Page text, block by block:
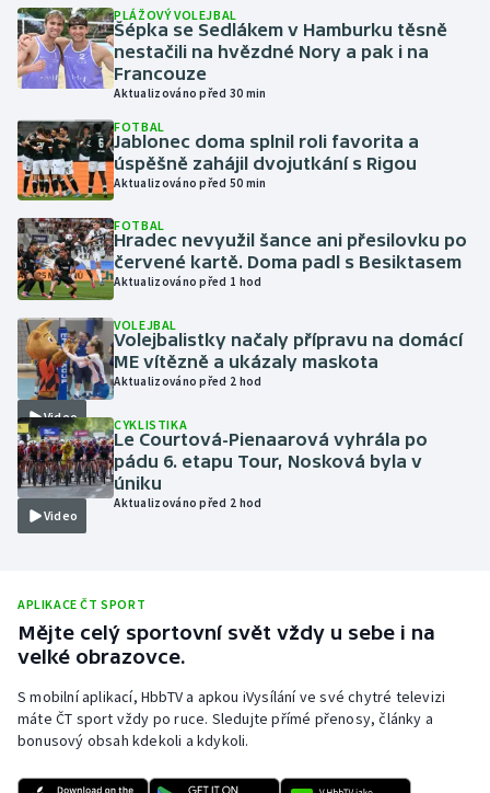
Jezdectví
Judo
Krasobruslení
Lezení
Lyže a snowboard
Moderní pětiboj
Motorsport
Olympijské hry
Parasport
Plavání
Rychlostní kanoistika
Short track
PLÁŽOVÝ VOLEJBAL
Šépka se Sedlákem v Hamburku těsně
nestačili na hvězdné Nory a pak i na
Francouze
Aktualizováno před 30 min
FOTBAL
Jablonec doma splnil roli favorita a
úspěšně zahájil dvojutkání s Rigou
Aktualizováno před 50 min
FOTBAL
Hradec nevyužil šance ani přesilovku po
červené kartě. Doma padl s Besiktasem
Aktualizováno před 1 hod
Video
VOLEJBAL
Volejbalistky načaly přípravu na domácí
ME vítězně a ukázaly maskota
Aktualizováno před 2 hod
Video
CYKLISTIKA
Le Courtová-Pienaarová vyhrála po
pádu 6. etapu Tour, Nosková byla v
úniku
Aktualizováno před 2 hod
APLIKACE ČT SPORT
Mějte celý sportovní svět vždy u sebe i na
velké obrazovce.
S mobilní aplikací, HbbTV a apkou iVysílání ve své chytré televizi
máte ČT sport vždy po ruce. Sledujte přímé přenosy, články a
bonusový obsah kdekoli a kdykoli.